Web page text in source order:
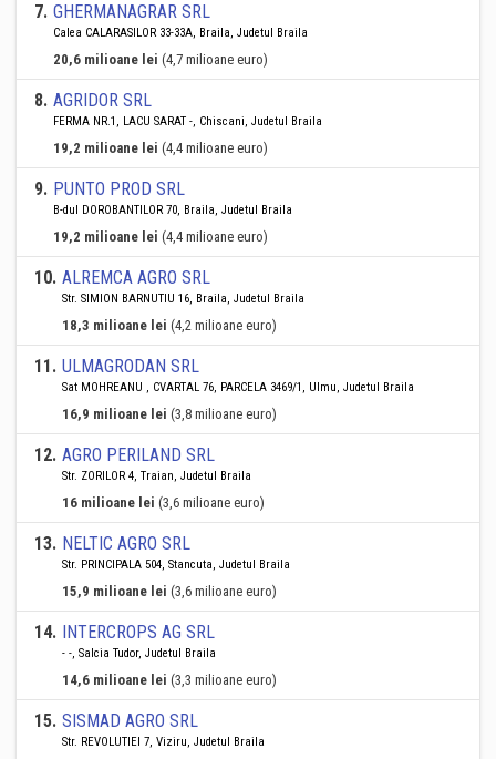
7. GHERMANAGRAR SRL
Calea CALARASILOR 33-33A, Braila, Judetul Braila
20,6 milioane lei (4,7 milioane euro)
8. AGRIDOR SRL
FERMA NR.1, LACU SARAT -, Chiscani, Judetul Braila
19,2 milioane lei (4,4 milioane euro)
9. PUNTO PROD SRL
B-dul DOROBANTILOR 70, Braila, Judetul Braila
19,2 milioane lei (4,4 milioane euro)
10. ALREMCA AGRO SRL
Str. SIMION BARNUTIU 16, Braila, Judetul Braila
18,3 milioane lei (4,2 milioane euro)
11. ULMAGRODAN SRL
Sat MOHREANU , CVARTAL 76, PARCELA 3469/1, Ulmu, Judetul Braila
16,9 milioane lei (3,8 milioane euro)
12. AGRO PERILAND SRL
Str. ZORILOR 4, Traian, Judetul Braila
16 milioane lei (3,6 milioane euro)
13. NELTIC AGRO SRL
Str. PRINCIPALA 504, Stancuta, Judetul Braila
15,9 milioane lei (3,6 milioane euro)
14. INTERCROPS AG SRL
- -, Salcia Tudor, Judetul Braila
14,6 milioane lei (3,3 milioane euro)
15. SISMAD AGRO SRL
Str. REVOLUTIEI 7, Viziru, Judetul Braila